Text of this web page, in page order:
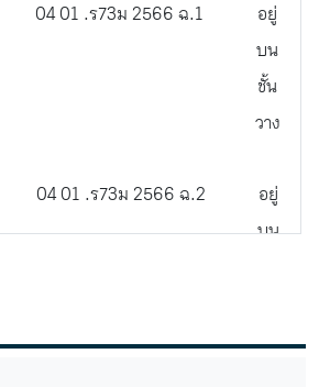
04 01 .ร73ม 2566 ฉ.1
อยู่
บน
ชั้น
วาง
04 01 .ร73ม 2566 ฉ.2
อยู่
บน